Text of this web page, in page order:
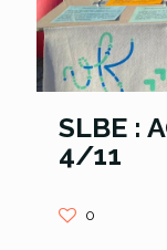
SLBE :
4/11
0